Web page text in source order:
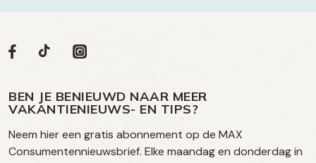
Volg
op
social
Social
Volg
op
Facebook
Volg
op
TikTok
Volg
op
Instagram
BEN JE BENIEUWD NAAR MEER
VAKANTIENIEUWS- EN TIPS?
Neem hier een gratis abonnement op de MAX
Consumentennieuwsbrief. Elke maandag en donderdag in